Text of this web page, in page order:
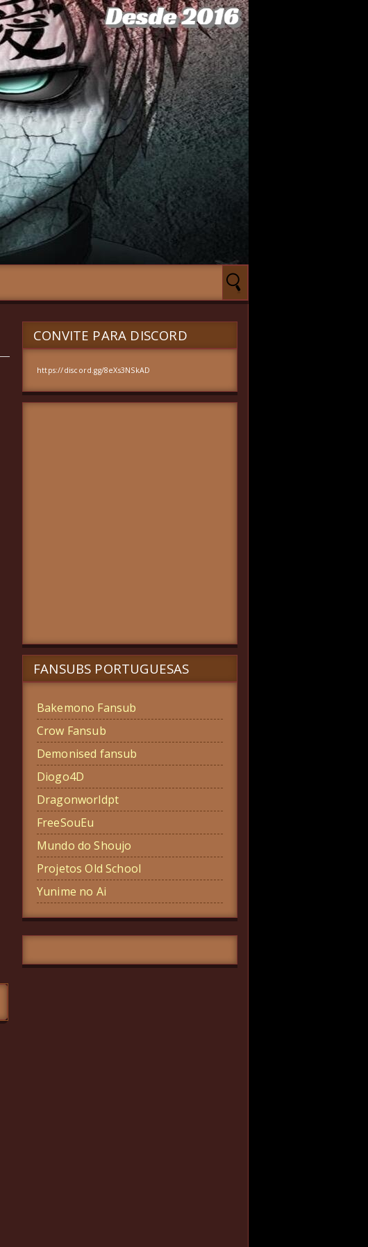
CONVITE PARA DISCORD
https://discord.gg/8eXs3NSkAD
FANSUBS PORTUGUESAS
Bakemono Fansub
Crow Fansub
Demonised fansub
Diogo4D
Dragonworldpt
FreeSouEu
Mundo do Shoujo
Projetos Old School
Yunime no Ai